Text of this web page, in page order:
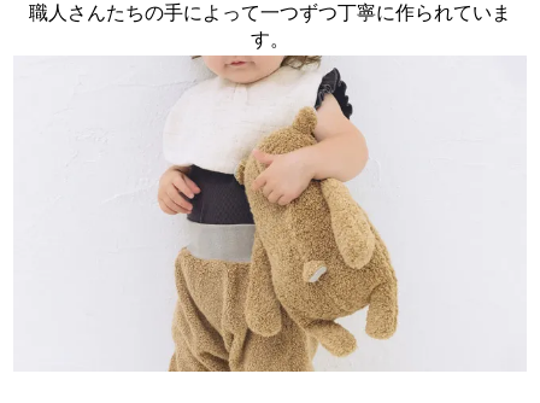
職人さんたちの手によって一つずつ丁寧に作られていま
す。